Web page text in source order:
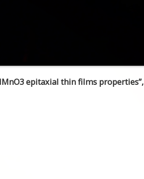
epitaxial thin films properties”,